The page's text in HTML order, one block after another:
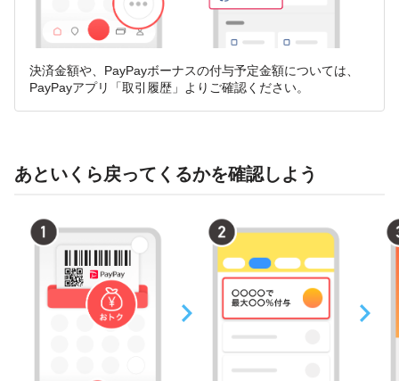
決済金額や、PayPayボーナスの付与予定金額については、
PayPayアプリ「取引履歴」よりご確認ください。
あといくら戻ってくるかを確認しよう